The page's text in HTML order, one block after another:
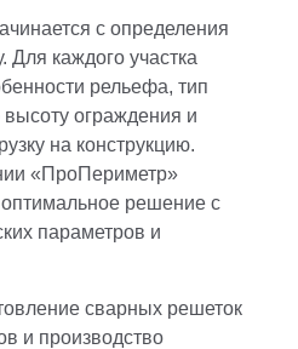
с определения
Для каждого участка
рельефа, тип
ограждения и
на конструкцию.
«ПроПериметр»
решение с
параметров и
сварных решеток
и производство